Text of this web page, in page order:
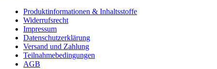
Produktinformationen & Inhaltsstoffe
Widerrufsrecht
Impressum
Datenschutzerklärung
Versand und Zahlung
Teilnahmebedingungen
AGB